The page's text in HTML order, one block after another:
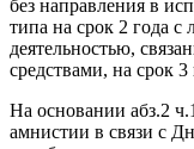
без направления в
типа на срок 2 года с
деятельностью,
средствами, на срок 3
На основании абз.2
амнистии в связи с